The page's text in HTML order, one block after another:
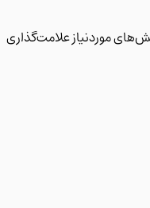
علامت‌گذاری